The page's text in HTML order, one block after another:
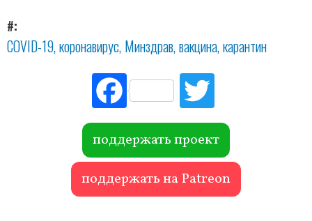
#
COVID-19 коронавирус Минздрав вакцина карантин
Fac
ebo
ok r
поддержать проект
поддержать на Patreon